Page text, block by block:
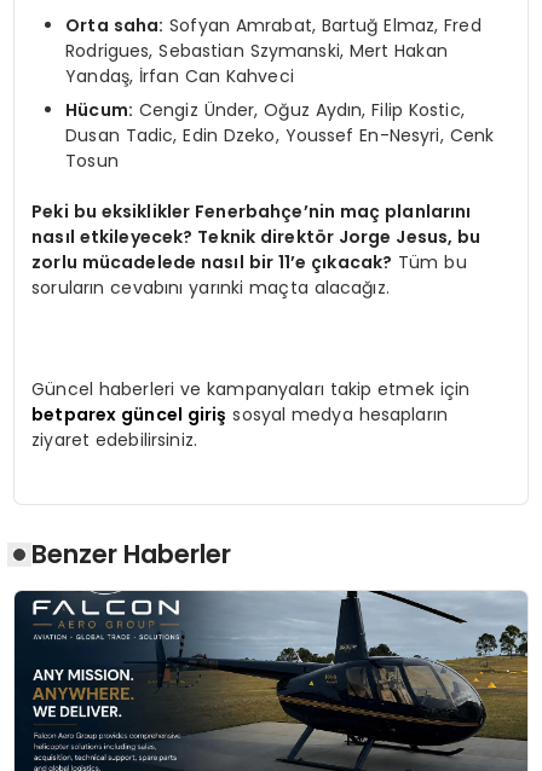
Orta saha: Sofyan Amrabat, Bartuğ Elmaz, Fred
Rodrigues, Sebastian Szymanski, Mert Hakan
Yandaş, İrfan Can Kahveci
Hücum: Cengiz Ünder, Oğuz Aydın, Filip Kostic,
Dusan Tadic, Edin Dzeko, Youssef En-Nesyri, Cenk
Tosun
Peki bu eksiklikler Fenerbahçe’nin maç planlarını
nasıl etkileyecek? Teknik direktör Jorge Jesus, bu
zorlu mücadelede nasıl bir 11’e çıkacak? Tüm bu
soruların cevabını yarınki maçta alacağız.
Güncel haberleri ve kampanyaları takip etmek için
betparex güncel giriş sosyal medya hesapların
ziyaret edebilirsiniz.
Benzer Haberler